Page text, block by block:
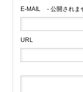
E-MAIL - 公開されま
URL